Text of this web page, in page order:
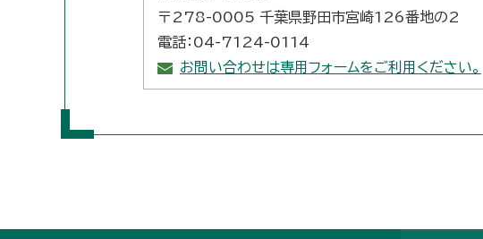
〒278-0005 千葉県野田市宮崎126番地の2
電話：04-7124-0114
お問い合わせは専用フォームをご利用ください。